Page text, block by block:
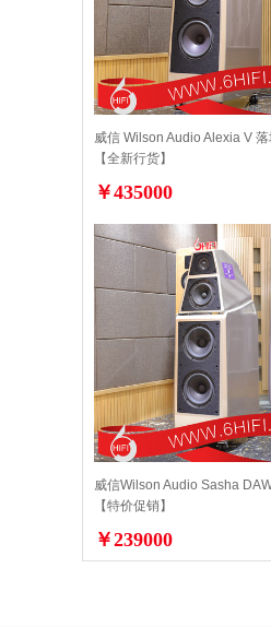
威信 Wilson Audio Alexia V
【全新行货】
￥435000
威信Wilson Audio Sasha
【特价促销】
￥239000